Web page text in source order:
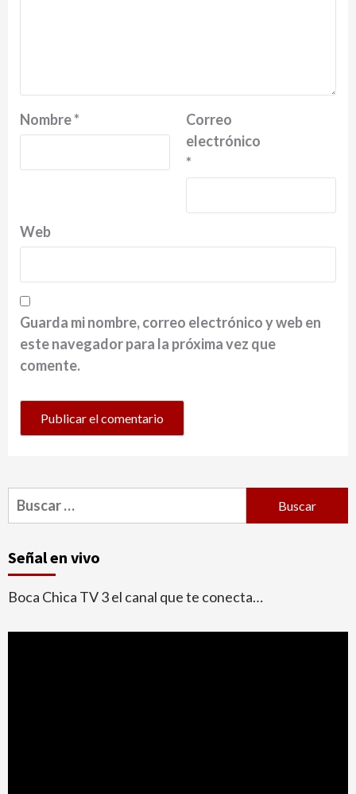
Nombre*
Correo
electrónico
*
Web
Guarda mi nombre, correo electrónico y web en
este navegador para la próxima vez que
comente.
Buscar:
Señal en vivo
Boca Chica TV 3 el canal que te conecta…